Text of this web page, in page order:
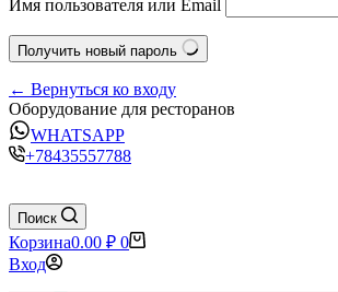
Имя пользователя или Email
Получить новый пароль
← Вернуться ко входу
Оборудование для ресторанов
WHATSAPP
+78435557788
Поиск
Корзина0.00 ₽ 0
Вход